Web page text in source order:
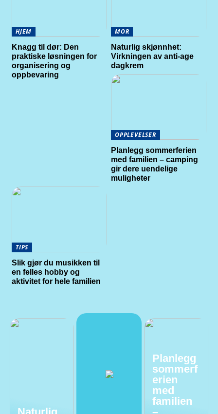
HJEM
Knagg til dør: Den
praktiske løsningen for
organisering og
oppbevaring
MOR
Naturlig skjønnhet:
Virkningen av anti-age
dagkrem
OPPLEVELSER
Planlegg sommerferien
med familien – camping
gir dere uendelige
muligheter
TIPS
Slik gjør du musikken til
en felles hobby og
aktivitet for hele familien
Naturlig
Planlegg
sommerf
erien
med
familien
–